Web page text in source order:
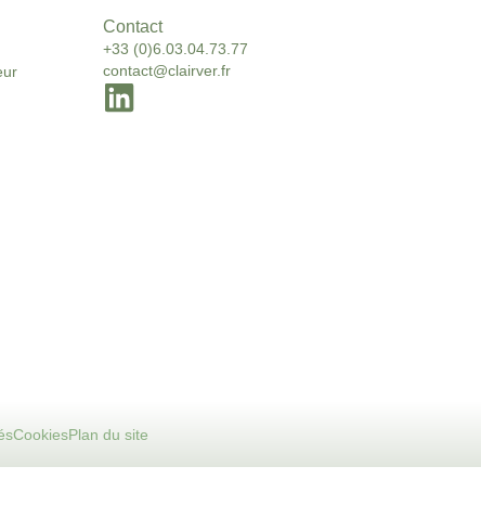
Contact
+33 (0)6.03.04.73.77
contact@clairver.fr
CookiesPlan du site